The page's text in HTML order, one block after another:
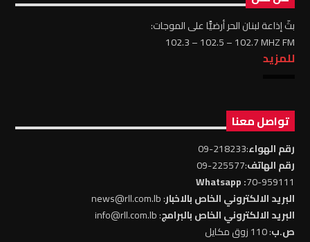
بثّ إذاعة لبنان الحر أرضيًّا على الموجات:
102.3 – 102.5 – 102.7 MHZ FM
للمزيد
تواصل معنا
رقم الهواء:218233-09
رقم الهاتف:225577-09
70-959111
: Whatsapp
البريد الالكتروني الخاص بالاخبار: news@rll.com.lb
البريد الالكتروني الخاص بالبرامج: info@rll.com.lb
ص.ب: 110 زوق مكايل